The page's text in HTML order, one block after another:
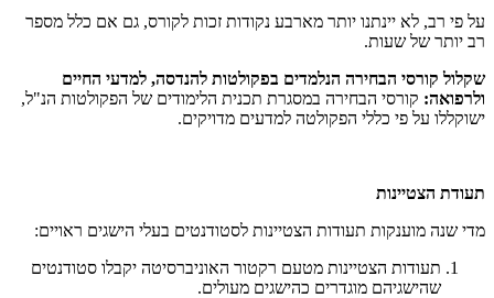
על פי רב, לא יינתנו יותר מארבע נקודות זכות לקורס, גם אם כלל מספר
רב יותר של שעות.
שקלול קורסי הבחירה הנלמדים בפקולטות להנדסה, למדעי החיים
ולרפואה: קורסי הבחירה במסגרת תכנית הלימודים של הפקולטות הנ"ל,
ישוקללו על פי כללי הפקולטה למדעים מדויקים.
תעודת הצטיינות
מדי שנה מוענקות תעודות הצטיינות לסטודנטים בעלי הישגים ראויים:
תעודות הצטיינות מטעם רקטור האוניברסיטה יקבלו סטודנטים
שהישגיהם מוגדרים כהישגים מעולים.